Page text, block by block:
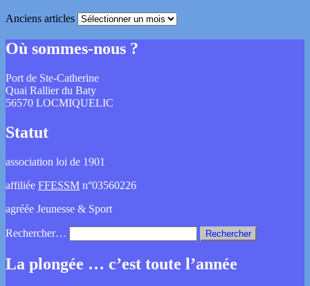
Anciens articles
Où sommes-nous ?
Port de Ste-Catherine
Quai Rallier du Baty
56570 LOCMIQUELIC
Statut
association loi de 1901
affiliée FFESSM n°03560226
agréée Jeunesse & Sport
Rechercher…
La plongée … c’est toute l’année